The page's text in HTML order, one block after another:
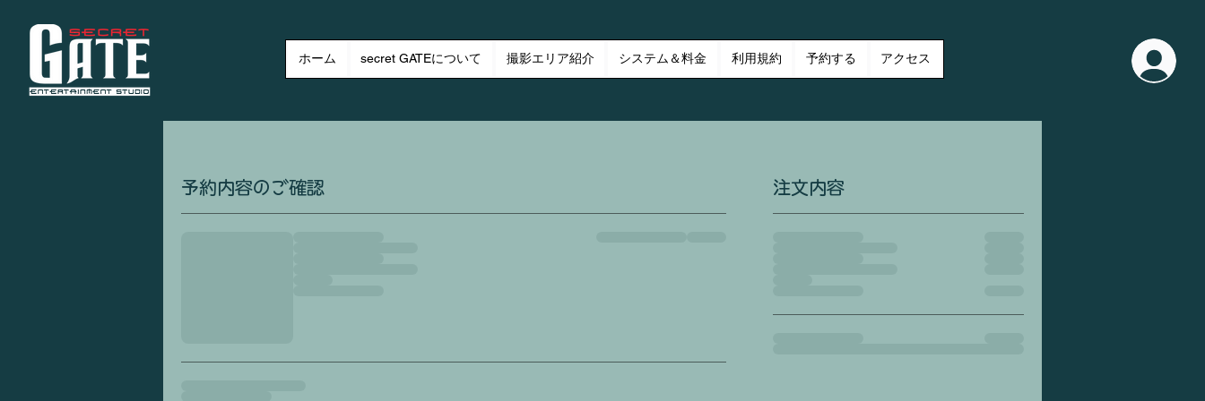
ホーム secret GATEについて 撮影エリア紹介 システム＆料金 利用規約 予約する アクセス
予約内容のご確認 注文内容